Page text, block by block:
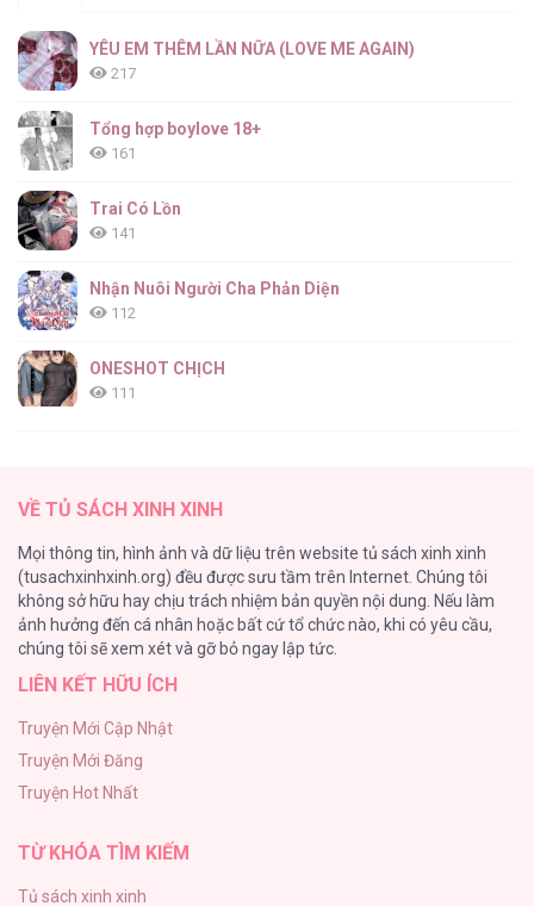
YÊU EM THÊM LẦN NỮA (LOVE ME AGAIN)
217
Tổng hợp boylove 18+
161
Trai Có Lồn
141
Nhận Nuôi Người Cha Phản Diện
112
ONESHOT CHỊCH
111
98
TUYỂN TẬP: TRAI CÓ LỒN
92
Kiếp Này Ta Sẽ Trở Thành Gia Chủ
Vết Tích Của Ánh Dương
89
VỀ TỦ SÁCH XINH XINH
Mọi thông tin, hình ảnh và dữ liệu trên website tủ sách xinh xinh
(tusachxinhxinh.org) đều được sưu tầm trên Internet. Chúng tôi
không sở hữu hay chịu trách nhiệm bản quyền nội dung. Nếu làm
ảnh hưởng đến cá nhân hoặc bất cứ tổ chức nào, khi có yêu cầu,
chúng tôi sẽ xem xét và gỡ bỏ ngay lập tức.
LIÊN KẾT HỮU ÍCH
Truyện Mới Cập Nhật
Truyện Mới Đăng
Truyện Hot Nhất
TỪ KHÓA TÌM KIẾM
Tủ sách xinh xinh